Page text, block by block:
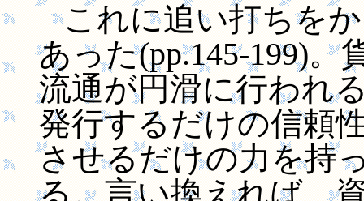
これに追い打ちを
あった(pp.145-199)
流通が円滑に行われ
発行するだけの信頼
させるだけの力を持
る。言い換えれば、